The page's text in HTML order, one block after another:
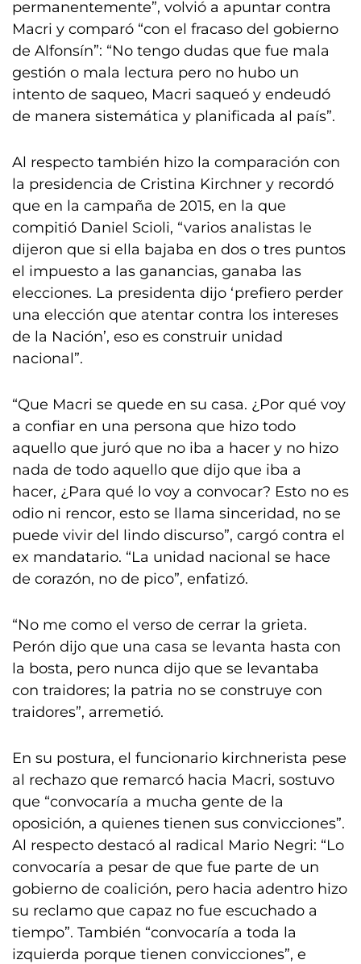
permanentemente”, volvió a apuntar contra
Macri y comparó “con el fracaso del gobierno
de Alfonsín”: “No tengo dudas que fue mala
gestión o mala lectura pero no hubo un
intento de saqueo, Macri saqueó y endeudó
de manera sistemática y planificada al país”.
Al respecto también hizo la comparación con
la presidencia de Cristina Kirchner y recordó
que en la campaña de 2015, en la que
compitió Daniel Scioli, “varios analistas le
dijeron que si ella bajaba en dos o tres puntos
el impuesto a las ganancias, ganaba las
elecciones. La presidenta dijo ‘prefiero perder
una elección que atentar contra los intereses
de la Nación’, eso es construir unidad
nacional”.
“Que Macri se quede en su casa. ¿Por qué voy
a confiar en una persona que hizo todo
aquello que juró que no iba a hacer y no hizo
nada de todo aquello que dijo que iba a
hacer, ¿Para qué lo voy a convocar? Esto no es
odio ni rencor, esto se llama sinceridad, no se
puede vivir del lindo discurso”, cargó contra el
ex mandatario. “La unidad nacional se hace
de corazón, no de pico”, enfatizó.
“No me como el verso de cerrar la grieta.
Perón dijo que una casa se levanta hasta con
la bosta, pero nunca dijo que se levantaba
con traidores; la patria no se construye con
traidores”, arremetió.
En su postura, el funcionario kirchnerista pese
al rechazo que remarcó hacia Macri, sostuvo
que “convocaría a mucha gente de la
oposición, a quienes tienen sus convicciones”.
Al respecto destacó al radical Mario Negri: “Lo
convocaría a pesar de que fue parte de un
gobierno de coalición, pero hacia adentro hizo
su reclamo que capaz no fue escuchado a
tiempo”. También “convocaría a toda la
izquierda porque tienen convicciones”, e